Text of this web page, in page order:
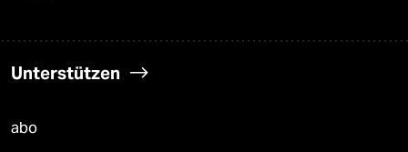
Unterstützen
abo